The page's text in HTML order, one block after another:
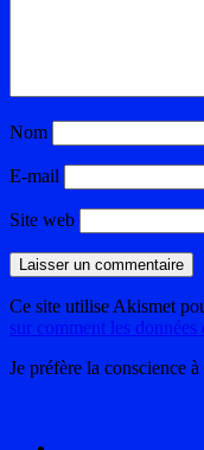
Nom
E-mail
Site web
Ce site utilise Akismet
sur comment les
Je préfère la conscience